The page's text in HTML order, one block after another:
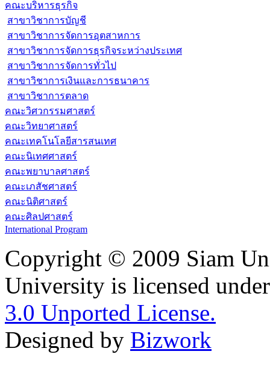
คณะบริหารธุรกิจ
สาขาวิชาการบัญชี
สาขาวิชาการจัดการอุตสาหการ
สาขาวิชาการจัดการธุรกิจระหว่างประเทศ
สาขาวิชาการจัดการทั่วไป
สาขาวิชาการเงินและการธนาคาร
สาขาวิชาการตลาด
คณะวิศวกรรมศาสตร์
คณะวิทยาศาสตร์
คณะเทคโนโลยีสารสนเทศ
คณะนิเทศศาสตร์
คณะพยาบาลศาสตร์
คณะเภสัชศาสตร์
คณะนิติศาสตร์
คณะศิลปศาสตร์
International Program
Copyright © 2009 Siam
University is licensed
3.0 Unported License.
Designed by Bizwork